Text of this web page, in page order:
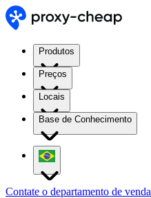
Produtos
Preços
Locais
Base de Conhecimento
Contate o departamento de